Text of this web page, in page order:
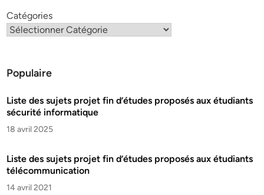
Catégories
Populaire
Liste des sujets projet fin d’études proposés aux étudiants
sécurité informatique
18 avril 2025
Liste des sujets projet fin d’études proposés aux étudiants
télécommunication
14 avril 2021